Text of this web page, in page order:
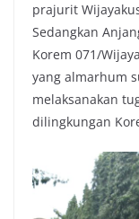
prajurit
Sedangkan
Korem 071/
yang almarhum
melaksanakan
dilingkungan